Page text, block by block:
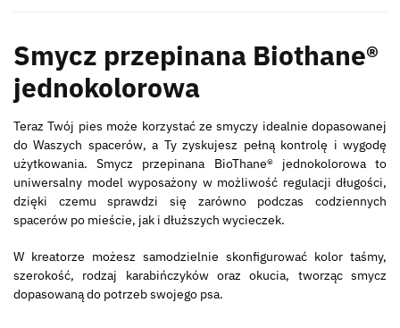
Smycz przepinana Biothane®
jednokolorowa
Teraz Twój pies może korzystać ze smyczy idealnie dopasowanej
do Waszych spacerów, a Ty zyskujesz pełną kontrolę i wygodę
użytkowania. Smycz przepinana BioThane® jednokolorowa to
uniwersalny model wyposażony w możliwość regulacji długości,
dzięki czemu sprawdzi się zarówno podczas codziennych
spacerów po mieście, jak i dłuższych wycieczek.
W kreatorze możesz samodzielnie skonfigurować kolor taśmy,
szerokość, rodzaj karabińczyków oraz okucia, tworząc smycz
dopasowaną do potrzeb swojego psa.